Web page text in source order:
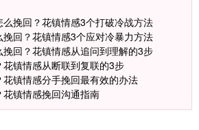
挽回？花镇情感3个打破冷战方法
回？花镇情感3个应对冷暴力方法
回？花镇情感从追问到理解的3步
镇情感从断联到复联的3步
镇情感分手挽回最有效的办法
镇情感挽回沟通指南
用户 圆圈 通过此页面咨询，已获得专属情感方